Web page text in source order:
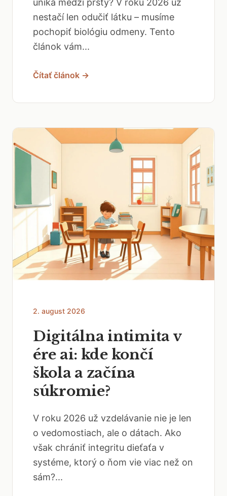
uniká medzi prsty? V roku 2026 už
nestačí len odučiť látku – musíme
pochopiť biológiu odmeny. Tento
článok vám...
Čítať článok →
2. august 2026
Digitálna intimita v
ére ai: kde končí
škola a začína
súkromie?
V roku 2026 už vzdelávanie nie je len
o vedomostiach, ale o dátach. Ako
však chrániť integritu dieťaťa v
systéme, ktorý o ňom vie viac než on
sám?...